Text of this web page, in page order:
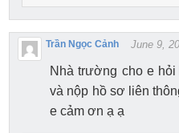
Trần Ngọc Cảnh June 9,
Nhà trường cho e
và nộp hồ sơ liên
e cảm ơn ạ ạ